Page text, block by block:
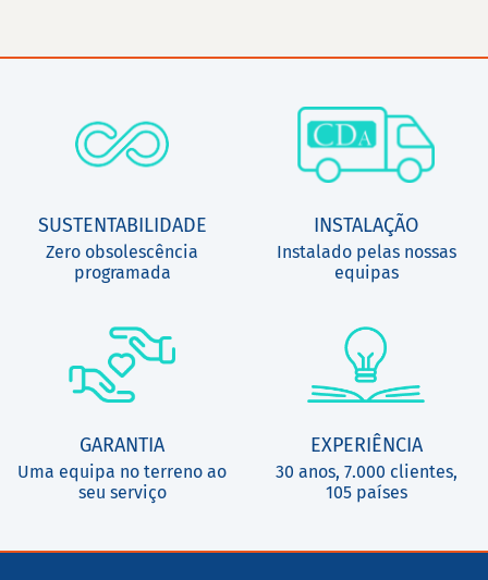
SUSTENTABILIDADE
Zero obsolescência
programada
INSTALAÇÃO
Instalado pelas nossas
equipas
GARANTIA
Uma equipa no terreno ao
seu serviço
EXPERIÊNCIA
30 anos, 7.000 clientes,
105 países